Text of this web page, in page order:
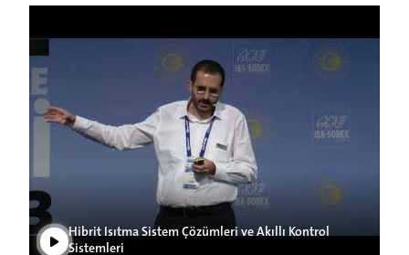
Play Video
Hibrit Isıtma Sistem Çözümleri ve Akıllı Kontrol
Sistemleri